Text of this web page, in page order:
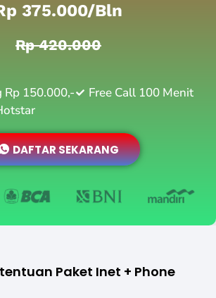
375.000/bln
Rp 420.000
Rp 150.000,-
Free Call 100 Menit
DAFTAR SEKARANG
Paket Inet + Phone